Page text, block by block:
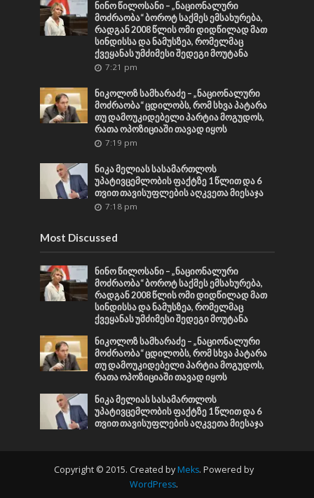
ნინო წილოსანი – „ნაციონალური
მოძრაობა“ ბოროტ საქმეს ემსახურება,
რადგან 2008 წლის ომი დიდწილად მათ
სინდისსა და ნამუსზეა, რომელმაც
ქვეყანას უმძიმესი შედეგი მოუტანა
7:21 pm
ნიკოლოზ სამხარაძე – „ნაციონალური
მოძრაობა“ ცდილობს, რომ სხვა პატარა
თუ დამოუკიდებელი პარტია მოგუდოს,
რათა ოპოზიციაში თავად იყოს
7:19 pm
ნიკა მელიას სასამართლოს
უპატივცემლობის ფაქტზე 1 წლით და 6
თვით თავისუფლების აღკვეთა მიესაჯა
7:18 pm
Most Discussed
ნინო წილოსანი – „ნაციონალური
მოძრაობა“ ბოროტ საქმეს ემსახურება,
რადგან 2008 წლის ომი დიდწილად მათ
სინდისსა და ნამუსზეა, რომელმაც
ქვეყანას უმძიმესი შედეგი მოუტანა
ნიკოლოზ სამხარაძე – „ნაციონალური
მოძრაობა“ ცდილობს, რომ სხვა პატარა
თუ დამოუკიდებელი პარტია მოგუდოს,
რათა ოპოზიციაში თავად იყოს
ნიკა მელიას სასამართლოს
უპატივცემლობის ფაქტზე 1 წლით და 6
თვით თავისუფლების აღკვეთა მიესაჯა
Copyright © 2015. Created by Meks. Powered by
WordPress.